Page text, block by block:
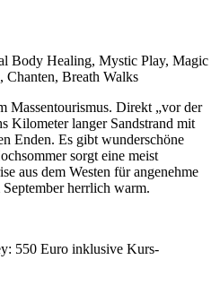
Body Healing, Mystic Play, Magic
Chanten, Breath Walks
Massentourismus. Direkt „vor der
Kilometer langer Sandstrand mit
Enden. Es gibt wunderschöne
sorgt eine meist
aus dem Westen für angenehme
herrlich warm.
550 Euro inklusive Kurs-